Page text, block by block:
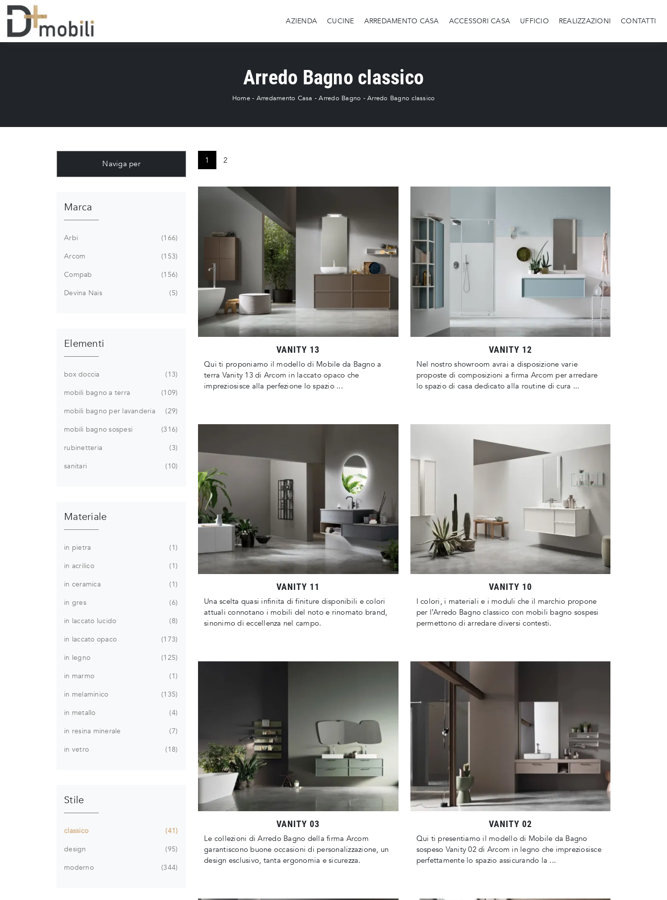
AZIENDA CUCINE ARREDAMENTO CASA ACCESSORI CASA UFFICIO REALIZZAZIONI CONTATTI
Arredo Bagno classico
Home- Arredamento Casa -Arredo Bagno - Arredo Bagno classico
1 2
VANITY 13
Qui ti proponiamo il modello di Mobile da Bagno a
terra Vanity 13 di Arcom in laccato opaco che
impreziosisce alla perfezione lo spazio ...
VANITY 12
Nel nostro showroom avrai a disposizione varie
proposte di composizioni a firma Arcom per arredare
lo spazio di casa dedicato alla routine di cura ...
VANITY 11
Una scelta quasi infinita di finiture disponibili e colori
attuali connotano i mobili del noto e rinomato brand,
sinonimo di eccellenza nel campo.
VANITY 10
I colori, i materiali e i moduli che il marchio propone
per l’Arredo Bagno classico con mobili bagno sospesi
permettono di arredare diversi contesti.
VANITY 03
Le collezioni di Arredo Bagno della firma Arcom
garantiscono buone occasioni di personalizzazione, un
design esclusivo, tanta ergonomia e sicurezza.
VANITY 02
Qui ti presentiamo il modello di Mobile da Bagno
sospeso Vanity 02 di Arcom in legno che impreziosisce
perfettamente lo spazio assicurando la ...
Naviga per
Marca
Arbi
166
Arcom
153
Compab
156
Devina Nais
5
Elementi
box doccia
13
mobili bagno a terra
109
mobili bagno per lavanderia
29
mobili bagno sospesi
316
rubinetteria
3
sanitari
10
Materiale
in pietra
1
in acrilico
1
in ceramica
1
in gres
6
in laccato lucido
8
in laccato opaco
173
in legno
125
in marmo
1
in melaminico
135
in metallo
4
in resina minerale
7
in vetro
18
Stile
classico
41
design
95
moderno
344